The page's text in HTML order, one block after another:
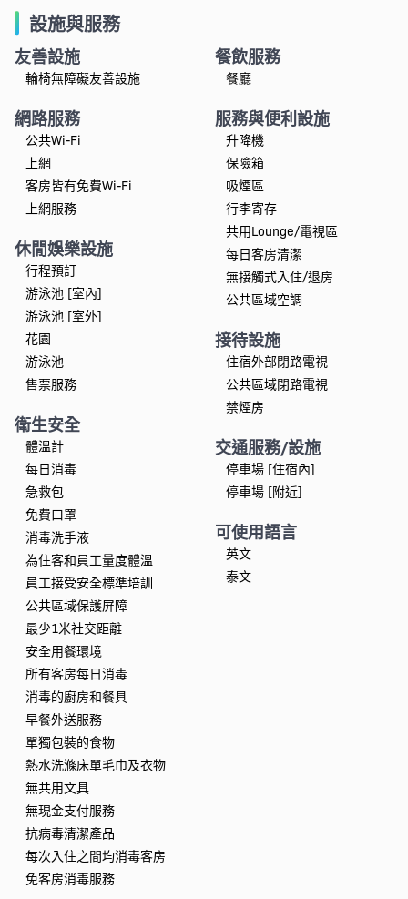
設施與服務
友善設施
輪椅無障礙友善設施
網路服務
公共Wi-Fi
上網
客房皆有免費Wi-Fi
上網服務
休閒娛樂設施
行程預訂
游泳池 [室內]
游泳池 [室外]
花園
游泳池
售票服務
衛生安全
體溫計
每日消毒
急救包
免費口罩
消毒洗手液
為住客和員工量度體溫
員工接受安全標準培訓
公共區域保護屏障
最少1米社交距離
安全用餐環境
所有客房每日消毒
消毒的廚房和餐具
早餐外送服務
單獨包裝的食物
熱水洗滌床單毛巾及衣物
無共用文具
無現金支付服務
抗病毒清潔產品
每次入住之間均消毒客房
免客房消毒服務
餐飲服務
餐廳
服務與便利設施
升降機
保險箱
吸煙區
行李寄存
共用Lounge/電視區
每日客房清潔
無接觸式入住/退房
公共區域空調
接待設施
住宿外部閉路電視
公共區域閉路電視
禁煙房
交通服務/設施
停車場 [住宿內]
停車場 [附近]
可使用語言
英文
泰文